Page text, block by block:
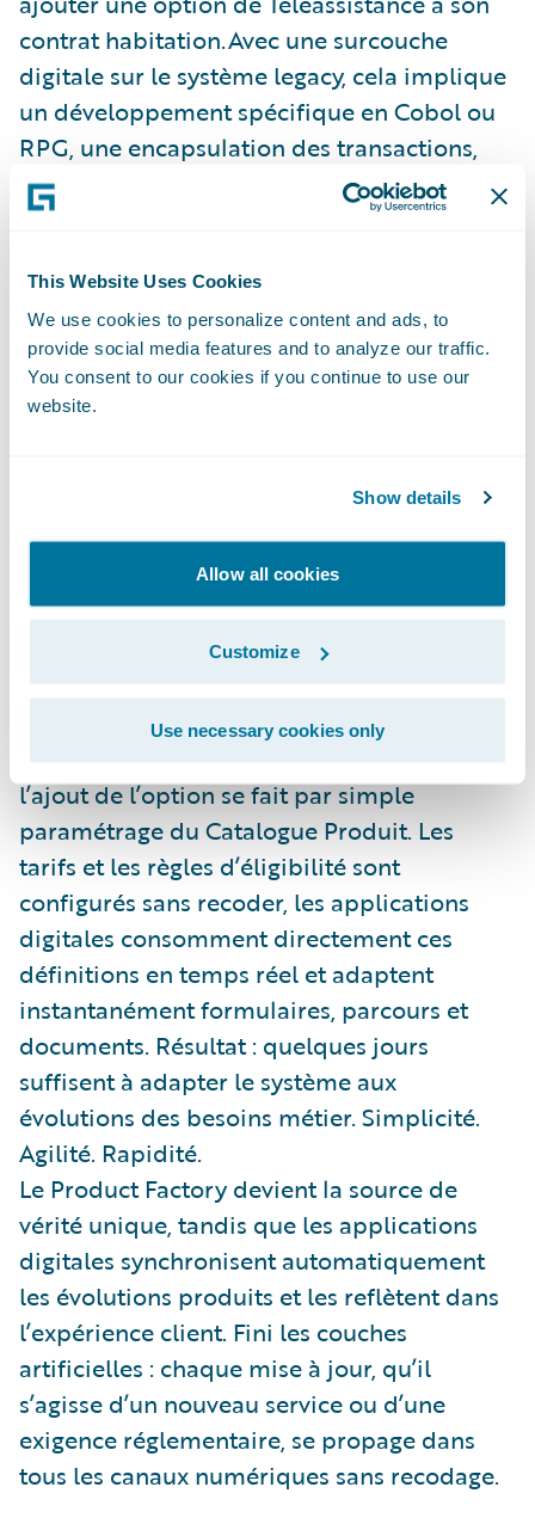
This Website Uses Cookies
We use cookies to personalize content and ads, to
provide social media features and to analyze our traffic.
You consent to our cookies if you continue to use our
website.
Show details
Allow all cookies
Customize
Use necessary cookies only
contrat habitation.Avec une surcouche
digitale sur le système legacy, cela implique
un développement spécifique en Cobol ou
RPG, une encapsulation des transactions,
des écrans bricolés, des API modifiées, des
documents contractuels ajustés, des flux
adaptées… Chaque évolution devient un
mini-projet lourd, étalé sur des mois,
mobilisant d’innombrables tests et
aggravant la dette technique. Séduisant à
nouveau legacy, complexe et coûteux à
maintenir.
A l’inverse, un système cœur moderne
intégrant API-first, microservices, data
model unifié, et surtout une “Product
Factory” paramétrable ; change
radicalement la donne. Dans ce modèle,
l’ajout de l’option se fait par simple
paramétrage du Catalogue Produit. Les
tarifs et les règles d’éligibilité sont
configurés sans recoder, les applications
digitales consomment directement ces
définitions en temps réel et adaptent
instantanément formulaires, parcours et
documents. Résultat : quelques jours
suffisent à adapter le système aux
évolutions des besoins métier. Simplicité.
Agilité. Rapidité.
Le Product Factory devient la source de
vérité unique, tandis que les applications
digitales synchronisent automatiquement
les évolutions produits et les reflètent dans
l’expérience client. Fini les couches
artificielles : chaque mise à jour, qu’il
s’agisse d’un nouveau service ou d’une
exigence réglementaire, se propage dans
tous les canaux numériques sans recodage.